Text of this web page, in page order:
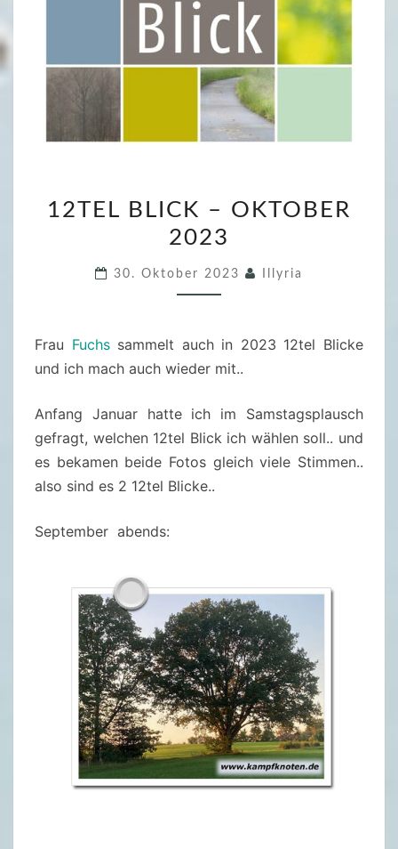
T
L
K
–
O
K
R
2
0
2
3
12TEL BLICK – OKTOBER
2023
30. Oktober 2023 Illyria
Frau Fuchssammelt auch in 2023 12tel Blicke
und ich mach auch wieder mit..
Anfang Januar hatte ich im Samstagsplausch
gefragt, welchen 12tel Blick ich wählen soll.. und
es bekamen beide Fotos gleich viele Stimmen..
also sind es 2 12tel Blicke..
September abends: